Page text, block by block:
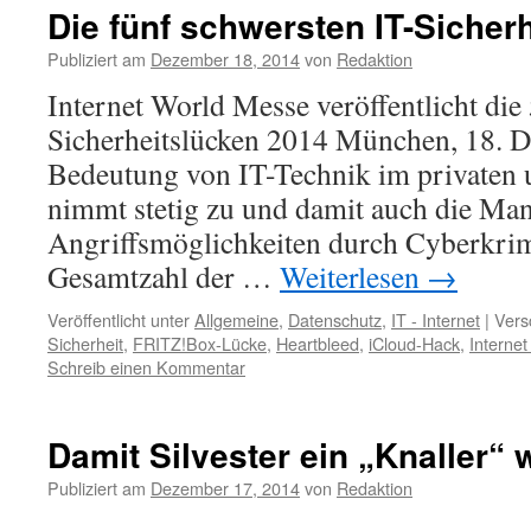
Die fünf schwersten IT-
Publiziert am Dezember 18, 2014von Redaktion
Internet World Messe veröffentlicht die
Sicherheitslücken 2014 München, 18.
Bedeutung von IT-Technik im privaten
nimmt stetig zu und damit auch die
Angriffsmöglichkeiten durch
Gesamtzahl der … Weiterlesen →
Veröffentlicht unterAllgemeine, Datenschutz, IT - Internet |
Sicherheit, FRITZ!Box-Lücke, Heartbleed, iCloud-Hack,
Schreib einen Kommentar
Damit Silvester ein „Knaller“
Publiziert am Dezember 17, 2014von Redaktion